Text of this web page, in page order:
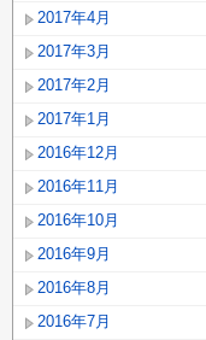
2017年4月
2017年3月
2017年2月
2017年1月
2016年12月
2016年11月
2016年10月
2016年9月
2016年8月
2016年7月